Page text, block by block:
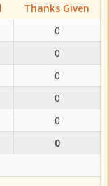
Thanks Given
0
0
0
0
0
0